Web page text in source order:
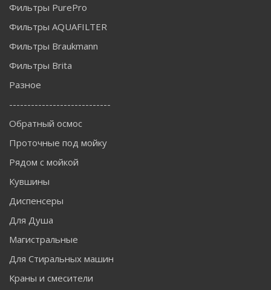
Фильтры PurePro
Фильтры AQUAFILTER
Фильтры Braukmann
Фильтры Brita
Разное
----------------------------
Обратный осмос
Проточные под мойку
Рядом с мойкой
Кувшины
Диспенсеры
Для Душа
Магистральные
Для Стиральных машин
Краны и смесители